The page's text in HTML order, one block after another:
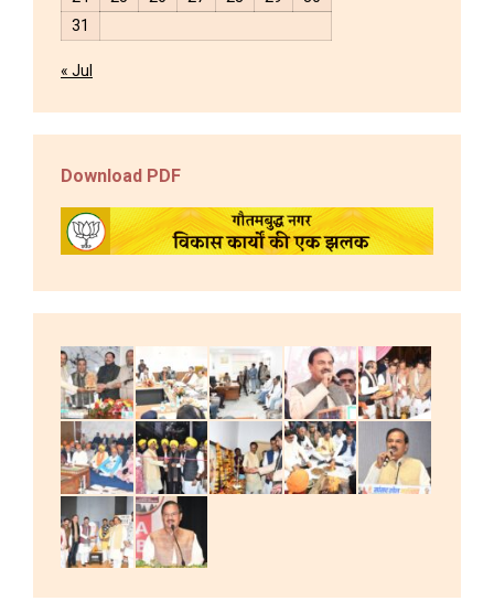
31
« Jul
Download PDF